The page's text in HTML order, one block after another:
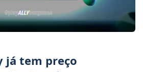
já tem preço